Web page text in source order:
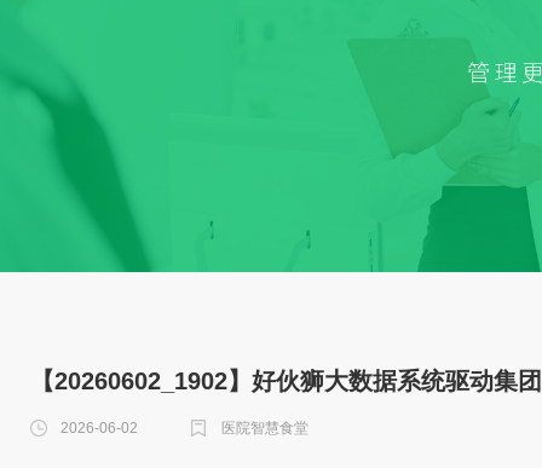
【20260602_1902】好伙狮大数据系统驱动集
2026-06-02 医院智慧食堂